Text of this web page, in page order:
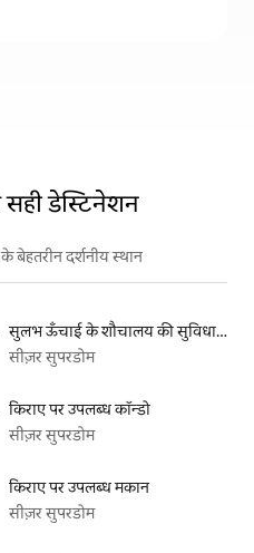
डेस्टिनेशन
दर्शनीय स्थान
सुलभ ऊँचाई के शौचालय की सुविधा वाली किराये पर उपलब्ध लिस्टिंग
सीज़र सुपरडोम
किराए पर उपलब्ध कॉन्डो
सीज़र सुपरडोम
किराए पर उपलब्ध मकान
सीज़र सुपरडोम